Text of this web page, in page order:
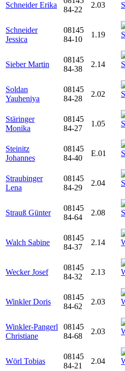
Schneider Erika
84-22
2.03
Schneider
Jessica
08145
84-10
1.19
Sieber Martin
08145
84-38
2.14
Soldan
Yauheniya
08145
84-28
2.02
Stäringer
Monika
08145
84-27
1.05
Steinitz
Johannes
08145
84-40
E.01
Straubinger
Lena
08145
84-29
2.04
Strauß Günter
08145
84-64
2.08
Walch Sabine
08145
84-37
2.14
Wecker Josef
08145
84-32
2.13
Winkler Doris
08145
84-62
2.03
Winkler-Pangerl
Christiane
08145
84-68
2.03
Wörl Tobias
08145
84-21
2.04